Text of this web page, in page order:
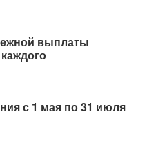
выплаты
с 1 мая по 31 июля